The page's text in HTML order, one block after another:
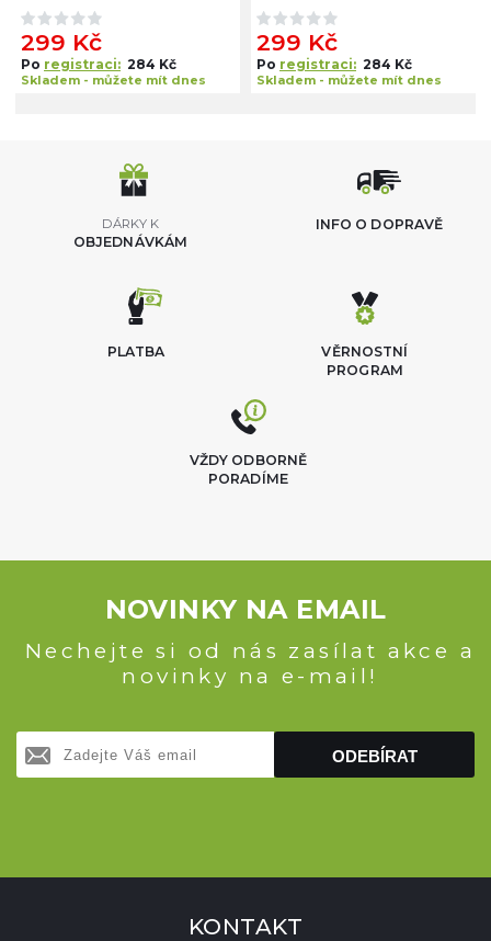
299 Kč
Po registraci: 284 Kč
Skladem - můžete mít dnes
299 Kč
Po registraci: 284 Kč
Skladem - můžete mít dnes
DÁRKY K
OBJEDNÁVKÁM
INFO O DOPRAVĚ
VĚRNOSTNÍ
PROGRAM
PLATBA
VŽDY ODBORNĚ
PORADÍME
NOVINKY NA EMAIL
Nechejte si od nás zasílat akce a
novinky na e-mail!
ODEBÍRAT
KONTAKT